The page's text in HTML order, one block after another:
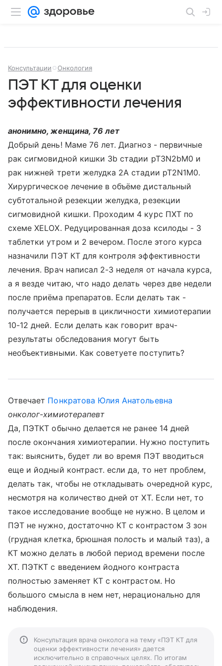
Консультации Онкология
ПЭТ КТ для оценки
эффективности лечения
анонимно, женщина, 76 лет
Добрый день! Маме 76 лет. Диагноз - первичные
рак сигмовидной кишки 3b стадии pT3N2bM0 и
рак нижней трети желудка 2А стадии pT2N1M0.
Хирургическое лечение в объёме дистальный
субтотальной резекции желудка, резекции
сигмовидной кишки. Проходим 4 курс ПХТ по
схеме ХЕLOX. Редуцированная доза ксилоды - 3
таблетки утром и 2 вечером. После этого курса
назначили ПЭТ КТ для контроля эффективности
лечения. Врач написал 2-3 неделя от начала курса,
а я везде читаю, что надо делать через две недели
после приёма препаратов. Если делать так -
получается перерыв в цикличности химиотерапии
10-12 дней. Если делать как говорит врач-
результаты обследования могут быть
необъективными. Как советуете поступить?
Отвечает Понкратова Юлия Анатольевна
онколог-химиотерапевт
Да, ПЭТКТ обычно делается не ранее 14 дней
после окончания химиотерапии. Нужно поступить
так: выяснить, будет ли во время ПЭТ вводиться
еще и йодный контраст. если да, то нет проблем,
делать так, чтобы не откладывать очередной курс,
несмотря на количество дней от ХТ. Если нет, то
такое исследование вообще не нужно. В целом и
ПЭТ не нужно, достаточно КТ с контрастом 3 зон
(грудная клетка, брюшная полоcть и малый таз), а
КТ можно делать в любой период времени после
ХТ. ПЭТКТ с введением йодного контраста
полностью заменяет КТ с контрастом. Но
большого смысла в нем нет, нерационально для
наблюдения.
Консультация врача онколога на тему «ПЭТ КТ для
оценки эффективности лечения» дается
исключительно в справочных целях. По итогам